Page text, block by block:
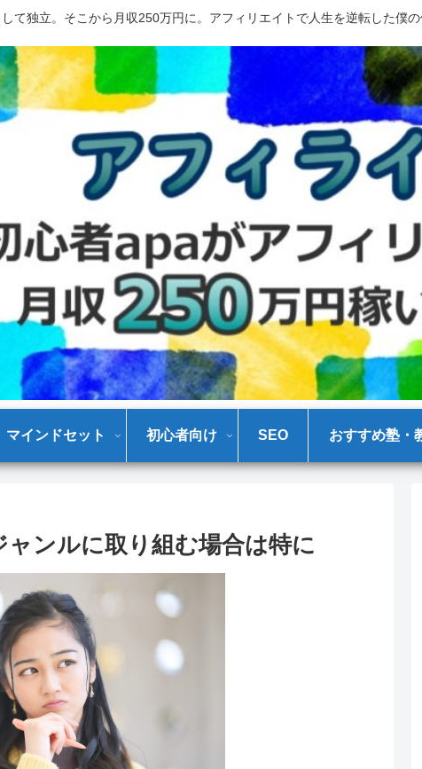
て独立。そこから月収250万円に。アフィリエイトで人生を逆転した僕の
マインドセット 初心者向け SEO おすすめ塾・
ンルに取り組む場合は特に